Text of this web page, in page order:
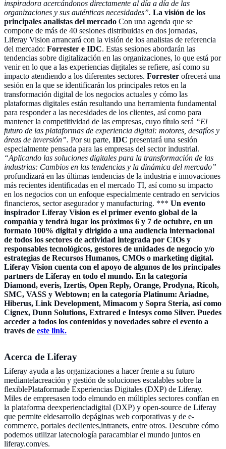
inspiradora acercándonos directamente al día a día de las
organizaciones y sus auténticas necesidades”. La visión de los
principales analistas del mercado Con una agenda que se
compone de más de 40 sesiones distribuidas en dos jornadas,
Liferay Vision arrancará con la visión de los analistas de referencia
del mercado: Forrester e IDC. Estas sesiones abordarán las
tendencias sobre digitalización en las organizaciones, lo que está por
venir en lo que a las experiencias digitales se refiere, así como su
impacto atendiendo a los diferentes sectores. Forrester ofrecerá una
sesión en la que se identificarán los principales retos en la
transformación digital de los negocios actuales y cómo las
plataformas digitales están resultando una herramienta fundamental
para responder a las necesidades de los clientes, así como para
mantener la competitividad de las empresas, cuyo título será “El
futuro de las plataformas de experiencia digital: motores, desafíos y
áreas de inversión”. Por su parte, IDC presentará una sesión
especialmente pensada para las empresas del sector industrial.
“Aplicando las soluciones digitales para la transformación de las
industrias: Cambios en las tendencias y la dinámica del mercado”
profundizará en las últimas tendencias de la industria e innovaciones
más recientes identificadas en el mercado TI, así como su impacto
en los negocios con un enfoque especialmente centrado en servicios
financieros, sector asegurador y manufacturing. *** Un evento
inspirador Liferay Vision es el primer evento global de la
compañía y tendrá lugar los próximos 6 y 7 de octubre, en un
formato 100% digital y dirigido a una audiencia internacional
de todos los sectores de actividad integrada por CIOs y
responsables tecnológicos, gestores de unidades de negocio y/o
estrategias de Recursos Humanos, CMOs o marketing digital.
Liferay Vision cuenta con el apoyo de algunos de los principales
partners de Liferay en todo el mundo. En la categoría
Diamond, everis, Izertis, Open Reply, Orange, Prodyna, Ricoh,
SMC, VASS y Webtown; en la categoría Platinum: Ariadne,
Hiberus, Link Development, Mimacom y Sopra Steria, así como
Cignex, Dunn Solutions, Extrared e Intesys como Silver. Puedes
acceder a todos los contenidos y novedades sobre el evento a
través de este link.
Acerca de Liferay
Liferay ayuda a las organizaciones a hacer frente a su futuro
mediantelacreación y gestión de soluciones escalables sobre la
flexiblePlataformade Experiencias Digitales (DXP) de Liferay.
Miles de empresasen todo elmundo en múltiples sectores confían en
la plataforma deexperienciadigital (DXP) y open-source de Liferay
que permite eldesarrollo depáginas web corporativas y de e-
commerce, portales declientes,intranets, entre otros. Descubre cómo
podemos utilizar latecnología paracambiar el mundo juntos en
liferay.com/es.